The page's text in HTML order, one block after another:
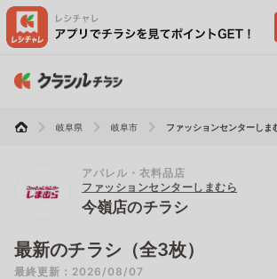
岐阜県 岐阜市 ファッションセンターしま
アパレル・衣料品店
ファッションセンターしまむら
今嶺店のチラシ
最新のチラシ（全3枚）
最終更新：2026/08/07